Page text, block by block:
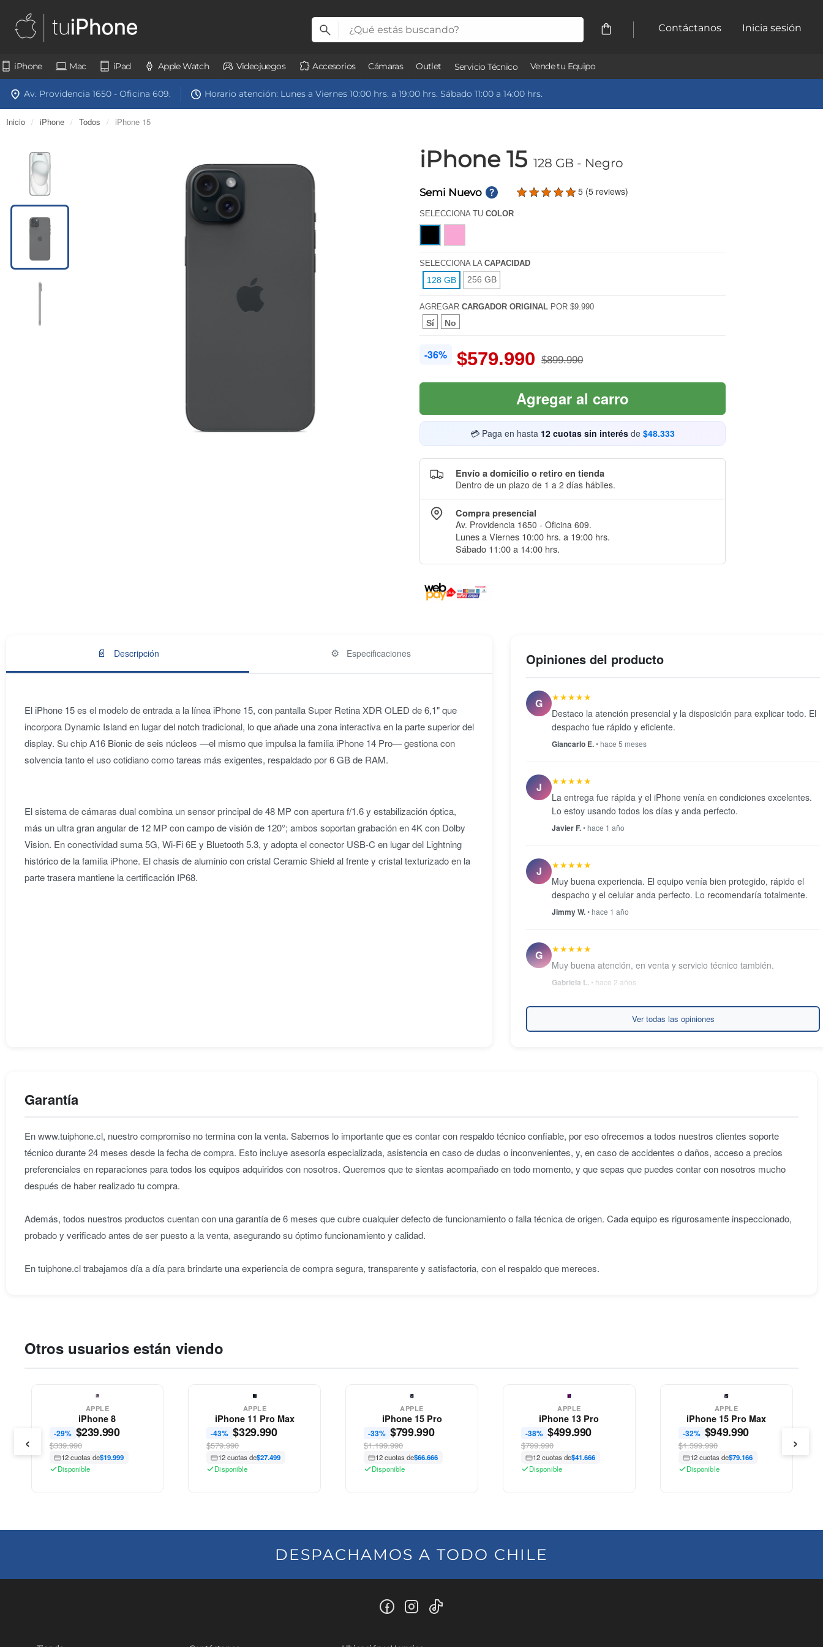
Contáctanos Inicia sesión
iPhone Mac iPad Apple Watch Videojuegos Accesorios Cámaras Outlet Servicio Técnico Vende tu Equipo
Av. Providencia 1650 - Oficina 609. Horario atención: Lunes a Viernes 10:00 hrs. a 19:00 hrs. Sábado 11:00 a 14:00 hrs.
Inicio / iPhone / Todos / iPhone 15
iPhone 15128 GB - Negro
Semi Nuevo 5 (5 reviews)
SELECCIONA TUCOLOR
SELECCIONA LACAPACIDAD
128 GB 256 GB
AGREGARCARGADOR ORIGINAL POR $9.990
Sí No
-36% $579.990 $899.990
Agregar al carro
💳 Paga en hasta 12 cuotas sin interés de$48.333
Envío a domicilio o retiro en tienda
Dentro de un plazo de 1 a 2 días hábiles.
Compra presencial
Av. Providencia 1650 - Oficina 609.
Lunes a Viernes 10:00 hrs. a 19:00 hrs.
Sábado 11:00 a 14:00 hrs.
📄 Descripción ⚙️ Especificaciones
El iPhone 15 es el modelo de entrada a la línea iPhone 15, con pantalla Super Retina XDR OLED de 6,1" que
incorpora Dynamic Island en lugar del notch tradicional, lo que añade una zona interactiva en la parte superior del
display. Su chip A16 Bionic de seis núcleos —el mismo que impulsa la familia iPhone 14 Pro— gestiona con
solvencia tanto el uso cotidiano como tareas más exigentes, respaldado por 6 GB de RAM.
El sistema de cámaras dual combina un sensor principal de 48 MP con apertura f/1.6 y estabilización óptica,
más un ultra gran angular de 12 MP con campo de visión de 120°; ambos soportan grabación en 4K con Dolby
Vision. En conectividad suma 5G, Wi-Fi 6E y Bluetooth 5.3, y adopta el conector USB-C en lugar del Lightning
histórico de la familia iPhone. El chasis de aluminio con cristal Ceramic Shield al frente y cristal texturizado en la
parte trasera mantiene la certificación IP68.
Opiniones del producto
G
★★★★★
Destaco la atención presencial y la disposición para explicar todo. El
despacho fue rápido y eficiente.
Giancarlo E.• hace 5 meses
J
★★★★★
La entrega fue rápida y el iPhone venía en condiciones excelentes.
Lo estoy usando todos los días y anda perfecto.
Javier F.• hace 1 año
J
★★★★★
Muy buena experiencia. El equipo venía bien protegido, rápido el
despacho y el celular anda perfecto. Lo recomendaría totalmente.
Jimmy W.• hace 1 año
G
★★★★★
Muy buena atención, en venta y servicio técnico también.
Gabriela L. • hace 2 años
Es segunda unidad que compro, siempre llega muy rapido y en
Ver todas las opiniones
Garantía
En www.tuiphone.cl, nuestro compromiso no termina con la venta. Sabemos lo importante que es contar con respaldo técnico confiable, por eso ofrecemos a todos nuestros clientes soporte
técnico durante 24 meses desde la fecha de compra. Esto incluye asesoría especializada, asistencia en caso de dudas o inconvenientes, y, en caso de accidentes o daños, acceso a precios
preferenciales en reparaciones para todos los equipos adquiridos con nosotros. Queremos que te sientas acompañado en todo momento, y que sepas que puedes contar con nosotros mucho
después de haber realizado tu compra.
Además, todos nuestros productos cuentan con una garantía de 6 meses que cubre cualquier defecto de funcionamiento o falla técnica de origen. Cada equipo es rigurosamente inspeccionado,
probado y verificado antes de ser puesto a la venta, asegurando su óptimo funcionamiento y calidad.
En tuiphone.cl trabajamos día a día para brindarte una experiencia de compra segura, transparente y satisfactoria, con el respaldo que mereces.
Otros usuarios están viendo
APPLE
iPhone 8
-29% $239.990
$339.990
12 cuotas de$19.999
Disponible
APPLE
iPhone 11 Pro Max
-43% $329.990
$579.990
12 cuotas de$27.499
Disponible
APPLE
iPhone 15 Pro
-33% $799.990
$1.199.990
12 cuotas de$66.666
Disponible
APPLE
iPhone 13 Pro
-38% $499.990
$799.990
12 cuotas de$41.666
Disponible
APPLE
iPhone 15 Pro Max
-32% $949.990
$1.399.990
12 cuotas de$79.166
Disponible
‹ ›
DESPACHAMOS A TODO CHILE